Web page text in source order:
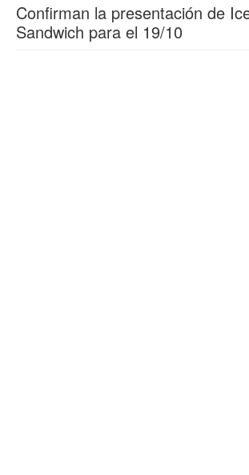
Confirman la presentación de
Sandwich para el 19/10